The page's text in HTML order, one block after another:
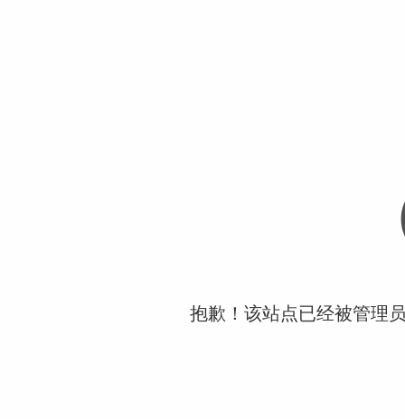
抱歉！该站点已经被管理